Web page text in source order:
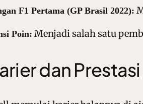
F1 Pertama (GP Brasil 2022):
Poin: Menjadi salah satu
dan